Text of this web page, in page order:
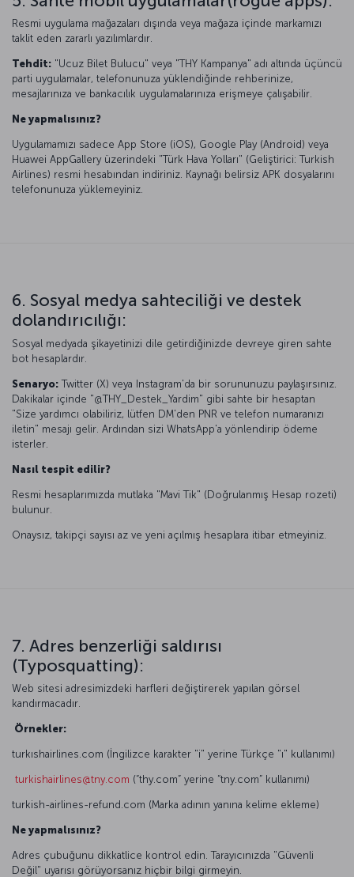
Resmi uygulama mağazaları dışında veya mağaza içinde markamızı
taklit eden zararlı yazılımlardır.
Tehdit: "Ucuz Bilet Bulucu" veya "THY Kampanya" adı altında üçüncü
parti uygulamalar, telefonunuza yüklendiğinde rehberinize,
mesajlarınıza ve bankacılık uygulamalarınıza erişmeye çalışabilir.
Ne yapmalısınız?
Uygulamamızı sadece App Store (iOS), Google Play (Android) veya
Huawei AppGallery üzerindeki "Türk Hava Yolları" (Geliştirici: Turkish
Airlines) resmi hesabından indiriniz. Kaynağı belirsiz APK dosyalarını
telefonunuza yüklemeyiniz.
6. Sosyal medya sahteciliği ve destek
dolandırıcılığı:
Sosyal medyada şikayetinizi dile getirdiğinizde devreye giren sahte
bot hesaplardır.
Senaryo: Twitter (X) veya Instagram'da bir sorununuzu paylaşırsınız.
Dakikalar içinde "@THY_Destek_Yardim" gibi sahte bir hesaptan
"Size yardımcı olabiliriz, lütfen DM'den PNR ve telefon numaranızı
iletin" mesajı gelir. Ardından sizi WhatsApp'a yönlendirip ödeme
isterler.
Nasıl tespit edilir?
Resmi hesaplarımızda mutlaka "Mavi Tik" (Doğrulanmış Hesap rozeti)
bulunur.
Onaysız, takipçi sayısı az ve yeni açılmış hesaplara itibar etmeyiniz.
7. Adres benzerliği saldırısı
(Typosquatting):
Web sitesi adresimizdeki harfleri değiştirerek yapılan görsel
kandırmacadır.
Örnekler:
turkıshairlines.com (İngilizce karakter "i" yerine Türkçe "ı" kullanımı)
turkishairlines@tny.com (“thy.com” yerine “tny.com” kullanımı)
turkish-airlines-refund.com (Marka adının yanına kelime ekleme)
Ne yapmalısınız?
Adres çubuğunu dikkatlice kontrol edin. Tarayıcınızda "Güvenli
Değil" uyarısı görüyorsanız hiçbir bilgi girmeyin.